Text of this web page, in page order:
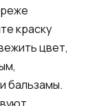
краску
цвет,
бальзамы.